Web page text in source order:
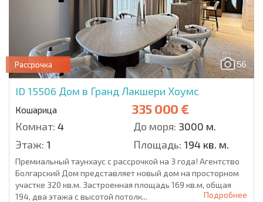
56
Рассрочка
ID 15506 Дом в Гранд Лакшери Хоумс
Кошарица 335 000 €
Комнат: 4 До моря: 3000 м.
Этаж: 1 Площадь: 194 кв. м.
Премиальный таунхаус с рассрочкой на 3 года! Агентство
Болгарский Дом представляет новый дом на просторном
участке 320 кв.м. Застроенная площадь 169 кв.м, общая
194, два этажа с высотой потолк...
Подробнее